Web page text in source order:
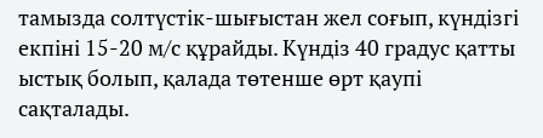
тамызда солтүстік-шығыстан жел соғып, күндізгі
екпіні 15-20 м/с құрайды. Күндіз 40 градус қатты
ыстық болып, қалада төтенше өрт қаупі
сақталады.